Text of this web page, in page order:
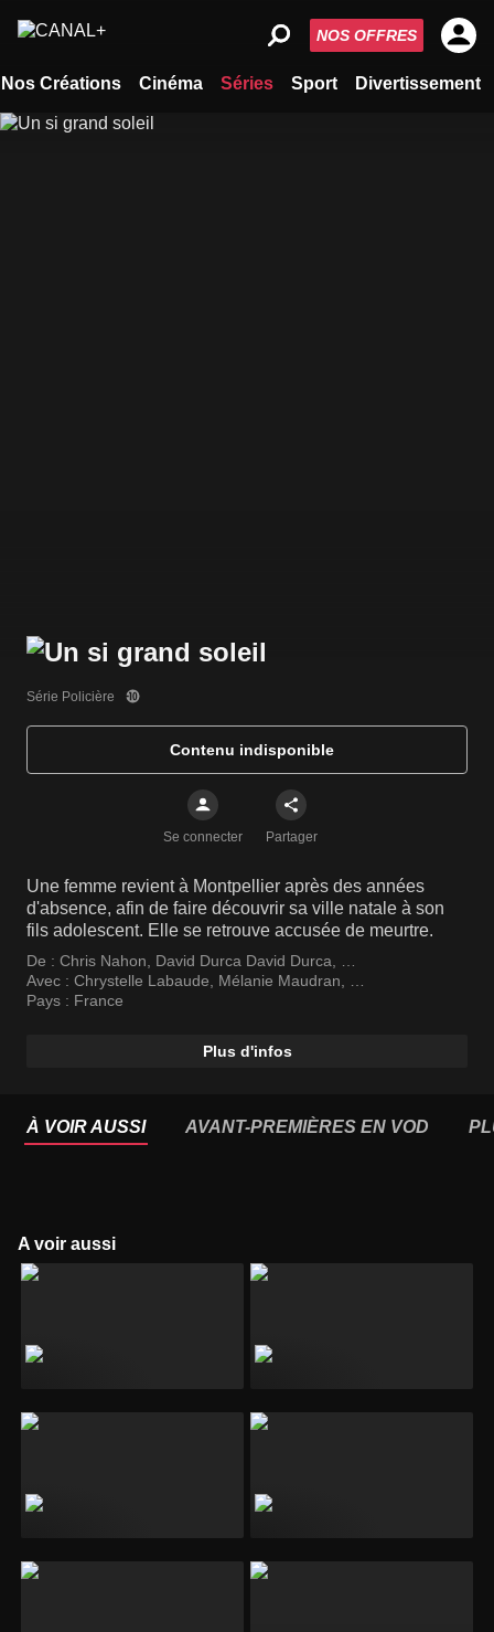
Nos Créations Cinéma Séries Sport Divertissement
NOS OFFRES
Série Policière
Contenu indisponible
Se connecter Partager
Une femme revient à Montpellier après des années
d'absence, afin de faire découvrir sa ville natale à son
fils adolescent. Elle se retrouve accusée de meurtre.
De : Chris Nahon, David Durca David Durca,
Christophe Reichert
Avec : Chrystelle Labaude, Mélanie Maudran,
Moïse Santamaria
Pays : France
Plus d'infos
À VOIR AUSSI AVANT-PREMIÈRES EN VOD
A voir aussi